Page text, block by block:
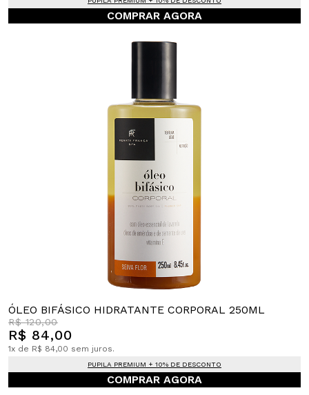
COMPRAR AGORA
ÓLEO BIFÁSICO HIDRATANTE CORPORAL 250ML
R$ 120,00
R$ 84,00
1x de R$ 84,00 sem juros.
PUPILA PREMIUM + 10% DE DESCONTO
COMPRAR AGORA